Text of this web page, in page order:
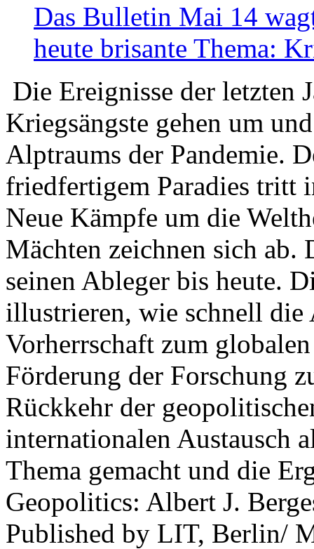
Das Bulletin Mai 14
heute brisante Thema:
Die Ereignisse der letzten
Kriegsängste gehen um
Alptraums der Pandemie.
friedfertigem Paradies tritt
Neue Kämpfe um die
Mächten zeichnen sich
seinen Ableger bis heute.
illustrieren, wie schnell die
Vorherrschaft zum
Förderung der Forschung
Rückkehr der
internationalen Austausch
Thema gemacht und die
Geopolitics: Albert J.
Published by LIT, Berlin/